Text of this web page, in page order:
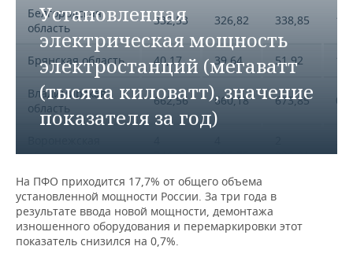
Установленная
электрическая мощность
электростанций (мегаватт
(тысяча киловатт), значение
показателя за год)
Белгородская
область
332,53 326,82 338,85
Брянская область 40,17 39,64 51,92
Владимирская
область
662,56 660,18 673,85
область
746,83
605,75
998,21
Ивановская
область
890,73 890,4 882,97
Калужская
область
168,44
На ПФО приходится 17,7% от общего объема
установленной мощности России. За три года в
результате ввода новой мощности, демонтажа
изношенного оборудования и перемаркировки этот
показатель снизился на 0,7%.